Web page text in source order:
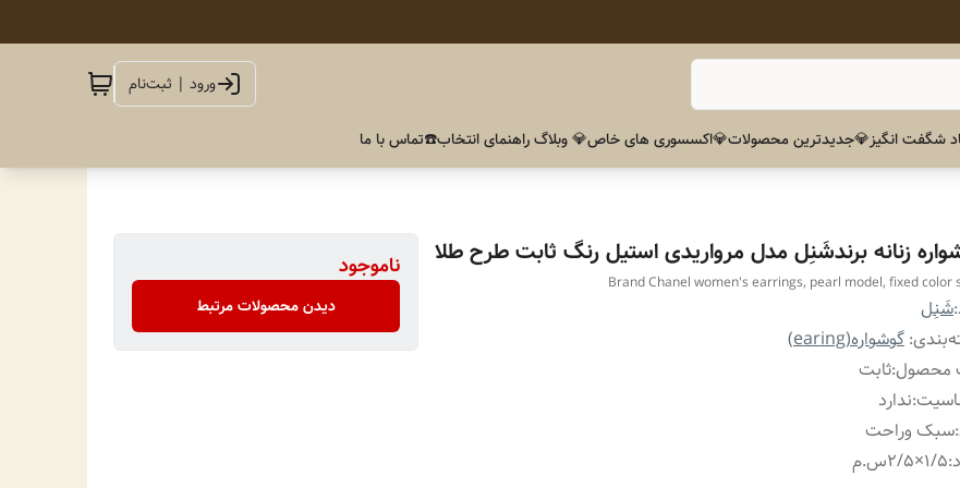
ورود | ثبت‌نام
شگفت انگیز💎جدیدترین محصولات💎اکسسوری های خاص💎 وبلاگ راهنمای انتخاب☎️تماس با ما
زنانه برندشَنِل مدل مرواریدی استیل رنگ ثابت طرح طلا
Brand Chanel women's earrings, pearl model, fixed color
شَنِل
: گوشواره(earing)
محصول:ثابت
:ندارد
:سبک وراحت
:۱/۵×۲/۵س.م
ناموجود
دیدن محصولات مرتبط